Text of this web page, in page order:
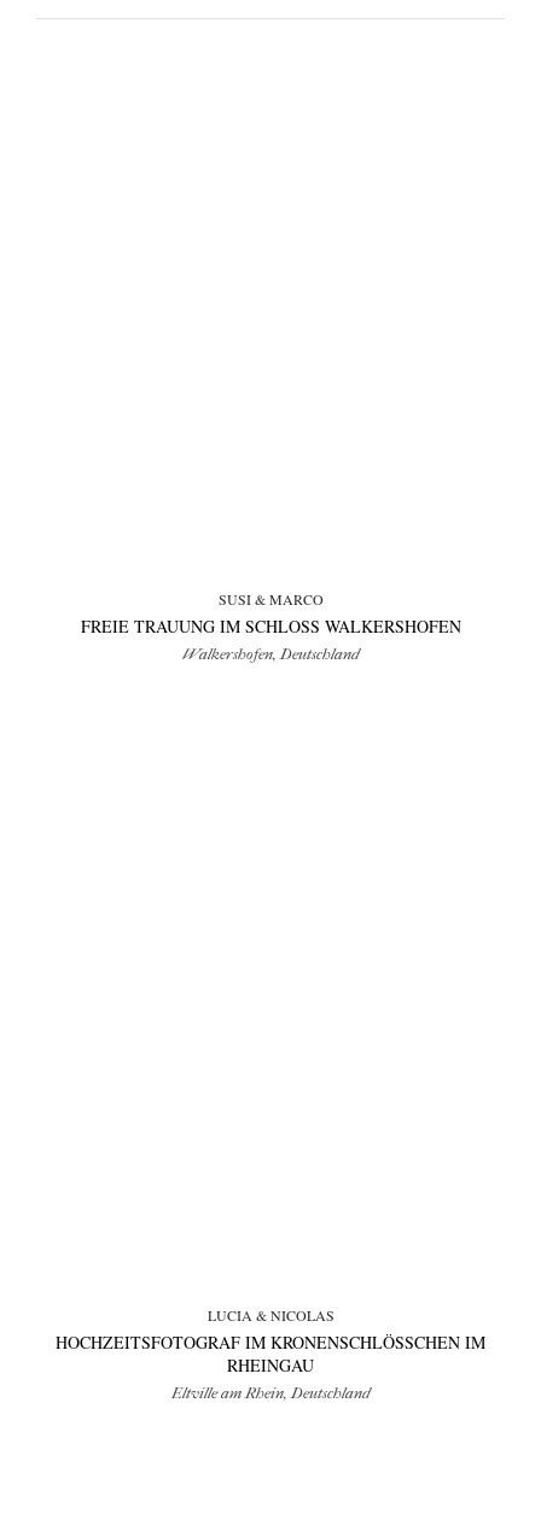
SUSI & MARCO
FREIE TRAUUNG IM SCHLOSS WALKERSHOFEN
Walkershofen, Deutschland
LUCIA & NICOLAS
HOCHZEITSFOTOGRAF IM KRONENSCHLÖSSCHEN IM
RHEINGAU
Eltville am Rhein, Deutschland